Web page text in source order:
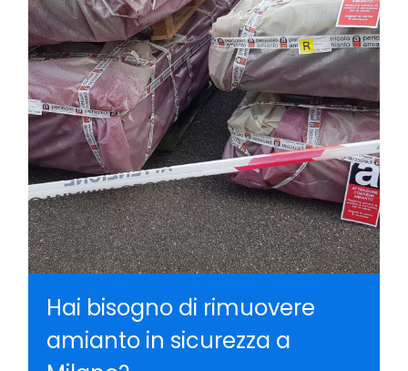
Hai bisogno di rimuovere
amianto in sicurezza a